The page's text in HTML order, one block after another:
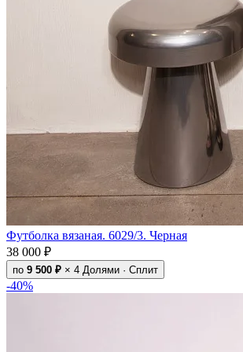
Футболка вязаная. 6029/3. Черная
38 000 ₽
по 9 500 ₽ × 4 Долями · Сплит
-40%